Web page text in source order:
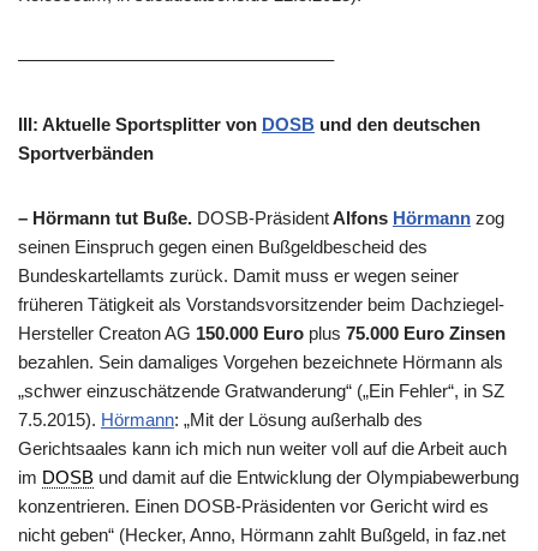
—————————————————–
III: Aktuelle Sportsplitter von DOSB und den deutschen
Sportverbänden
– Hörmann tut Buße. DOSB-PräsidentAlfons Hörmann zog
seinen Einspruch gegen einen Bußgeldbescheid des
Bundeskartellamts zurück. Damit muss er wegen seiner
früheren Tätigkeit als Vorstandsvorsitzender beim Dachziegel-
Hersteller Creaton AG 150.000 Euro plus 75.000 Euro Zinsen
bezahlen. Sein damaliges Vorgehen bezeichnete Hörmann als
„schwer einzuschätzende Gratwanderung“ („Ein Fehler“, in SZ
7.5.2015). Hörmann: „Mit der Lösung außerhalb des
Gerichtsaales kann ich mich nun weiter voll auf die Arbeit auch
im DOSB und damit auf die Entwicklung der Olympiabewerbung
konzentrieren. Einen DOSB-Präsidenten vor Gericht wird es
nicht geben“ (Hecker, Anno, Hörmann zahlt Bußgeld, in faz.net